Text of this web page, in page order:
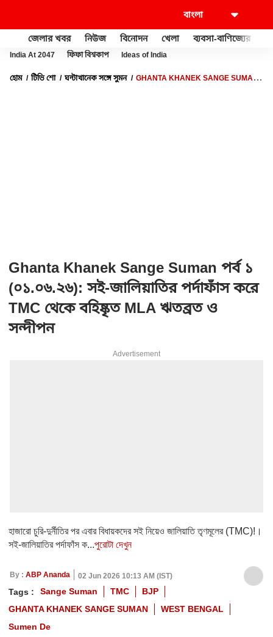
জেলার খবর নিউজ বিনোদন খেলা ব্যবসা-বাণিজ্যের
India At 2047 ফিফা বিশ্বকাপ Ideas of India
হোম টিভি শো ঘন্টাখানেক সঙ্গে সুমন
GHANTA KHANEK SANGE SUMAN
Ghanta Khanek Sange Suman পর্ব ১
(০১.০৬.২৬): সই-জালিয়াতির পর্দাফাঁস করে
TMC থেকে বহিষ্কৃত MLA ঋতব্রত ও
সন্দীপন
Advertisement
হাজারো চুরি-দুর্নীতির পর এবার বিধায়কদের সই নিয়েও জালিয়াতি তৃণমূলের (TMC)!।
সই-জালিয়াতির পর্দাফাঁস ক...পুরোটা দেখুন
By : ABP Ananda 02 Jun 2026 10:13 AM (IST)
Tags : Sange Suman TMC
BJP
GHANTA KHANEK SANGE SUMAN
WEST BENGAL
Sumen De